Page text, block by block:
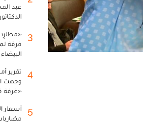
عبد
3
فرقة
البيضاء
4
تقرير
وجهت
«غرفة
5
أسعار